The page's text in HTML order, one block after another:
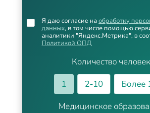
Количество человек
1
2-10
Более
Медицинское
Я даю согласие на обработку
данных, в том числе помощью
аналитики "Яндекс.Метрика", в
Политикой ОПД